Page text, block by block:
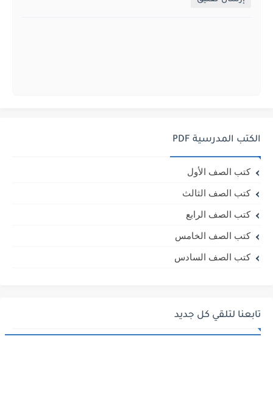
الكتب المدرسية PDF
كتب الصف الأول
كتب الصف الثالث
كتب الصف الرابع
كتب الصف الخامس
كتب الصف السادس
تابعنا لتلقي كل جديد